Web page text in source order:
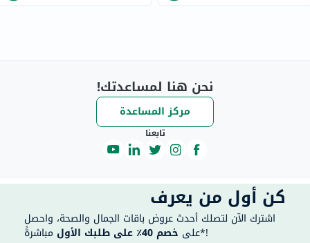
نحن هنا لمساعدتك!
مركز المساعدة
تابعنا
كن أول من يعرف
اشترك الآن لتصلك أحدث عروض باقات الجمال والصحة، واحصل
على خصم 40٪ على طلبك الأول مباشرةً*!